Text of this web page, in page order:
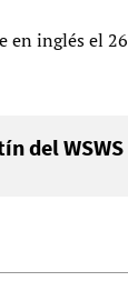
inglés el
del WSWS